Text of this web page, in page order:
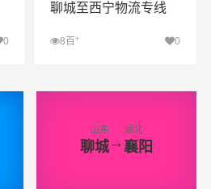
0
聊城至西宁物流专线
8百+ 0
山东
聊城→
湖北
襄阳